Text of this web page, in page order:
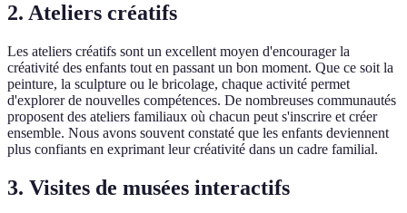
2. Ateliers créatifs
Les ateliers créatifs sont un excellent moyen d'encourager la
créativité des enfants tout en passant un bon moment. Que ce soit la
peinture, la sculpture ou le bricolage, chaque activité permet
d'explorer de nouvelles compétences. De nombreuses communautés
proposent des ateliers familiaux où chacun peut s'inscrire et créer
ensemble. Nous avons souvent constaté que les enfants deviennent
plus confiants en exprimant leur créativité dans un cadre familial.
3. Visites de musées interactifs